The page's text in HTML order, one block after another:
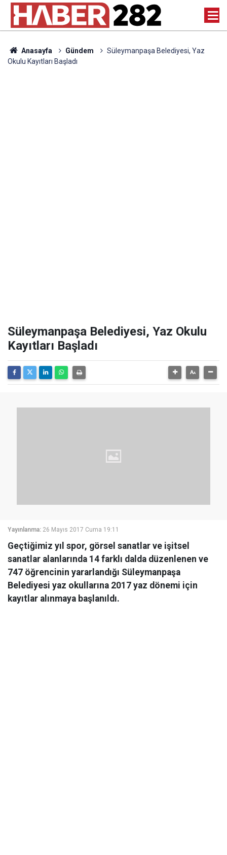
Anasayfa Gündem
Süleymanpaşa Belediyesi, Yaz
Okulu Kayıtları Başladı
Süleymanpaşa Belediyesi, Yaz Okulu
Kayıtları Başladı
Yayınlanma: 26 Mayıs 2017 Cuma 19:11
Geçtiğimiz yıl spor, görsel sanatlar ve işitsel
sanatlar alanlarında 14 farklı dalda düzenlenen ve
747 öğrencinin yararlandığı Süleymanpaşa
Belediyesi yaz okullarına 2017 yaz dönemi için
kayıtlar alınmaya başlanıldı.